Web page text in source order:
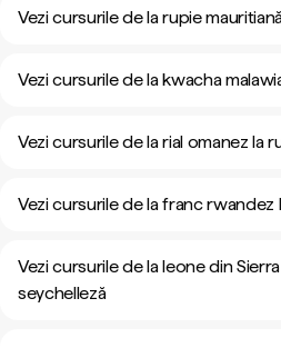
Vezi cursurile de la rupie
Vezi cursurile de la kwacha
Vezi cursurile de la rial omanez la
Vezi cursurile de la franc rwandez
Vezi cursurile de la leone din
seychelleză